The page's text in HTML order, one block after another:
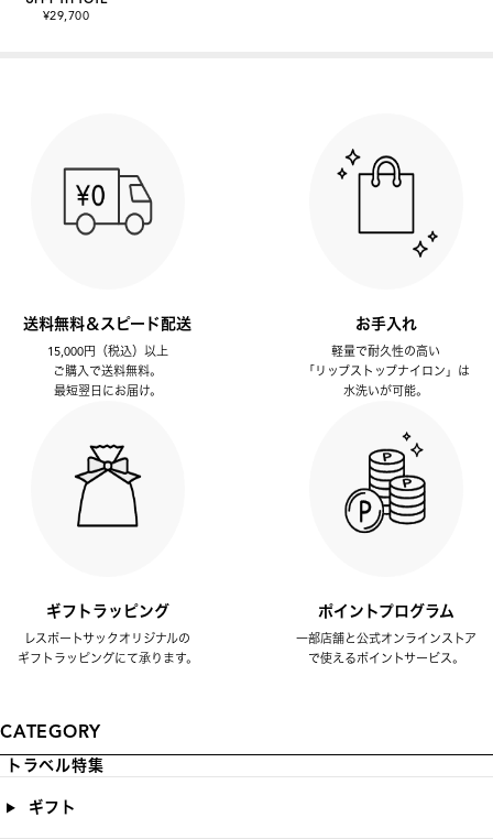
¥29,700
送料無料＆スピード配送
15,000円（税込）以上
ご購入で送料無料。
最短翌日にお届け。
お手入れ
軽量で耐久性の高い
「リップストップナイロン」は
水洗いが可能。
ギフトラッピング
レスポートサックオリジナルの
ギフトラッピングにて承ります。
ポイントプログラム
一部店舗と公式オンラインストア
で使えるポイントサービス。
CATEGORY
トラベル特集
ギフト